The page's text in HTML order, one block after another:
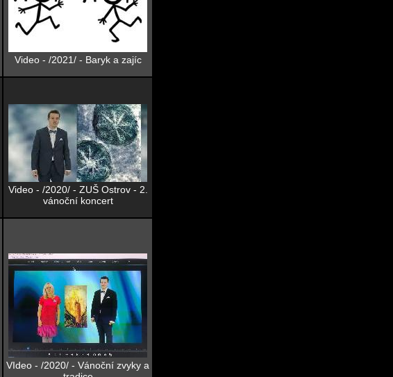
Video - /2021/ - Baryk a zajíc
Video - /2020/ - ZUŠ Ostrov - 2.
vánoční koncert
VIdeo - /2020/ - Vánoční zvyky a